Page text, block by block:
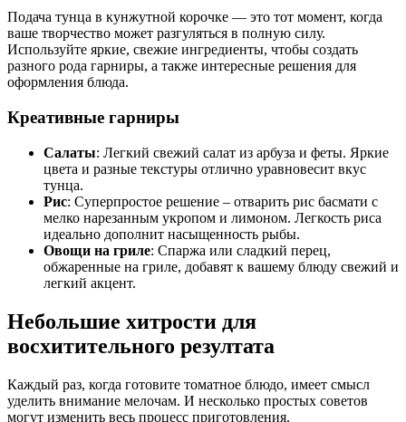
Подача тунца в кунжутной корочке — это тот момент, когда
ваше творчество может разгуляться в полную силу.
Используйте яркие, свежие ингредиенты, чтобы создать
разного рода гарниры, а также интересные решения для
оформления блюда.
Креативные гарниры
Салаты: Легкий свежий салат из арбуза и феты. Яркие
цвета и разные текстуры отлично уравновесит вкус
тунца.
Рис: Суперпростое решение – отварить рис басмати с
мелко нарезанным укропом и лимоном. Легкость риса
идеально дополнит насыщенность рыбы.
Овощи на гриле: Спаржа или сладкий перец,
обжаренные на гриле, добавят к вашему блюду свежий и
легкий акцент.
Небольшие хитрости для
восхитительного резултата
Каждый раз, когда готовите томатное блюдо, имеет смысл
уделить внимание мелочам. И несколько простых советов
могут изменить весь процесс приготовления.